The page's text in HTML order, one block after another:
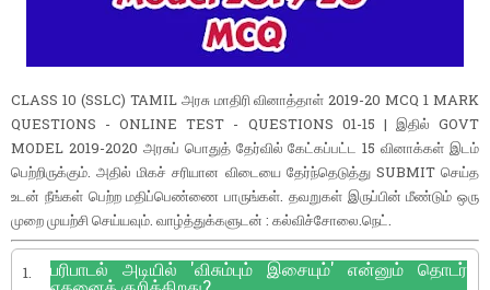
CLASS 10 (SSLC) TAMIL அரசு மாதிரி வினாத்தாள் 2019-20 MCQ 1 MARK
QUESTIONS - ONLINE TEST - QUESTIONS 01-15 | இதில் GOVT
MODEL 2019-2020 அரசுப் பொதுத் தேர்வில் கேட்கப்பட்ட 15 வினாக்கள் இடம்
பெற்றிருக்கும். அதில் மிகச் சரியான விடையை தேர்ந்தெடுத்து SUBMIT செய்த
உடன் நீங்கள் பெற்ற மதிப்பெண்ணை பாருங்கள். தவறுகள் இருப்பின் மீண்டும் ஒரு
முறை முயற்சி செய்யவும். வாழ்த்துக்களுடன் : கல்விச்சோலை.நெட்.
1. பரிபாடல் அடியில் 'விசும்பும் இசையும்' என்னும் தொடர்